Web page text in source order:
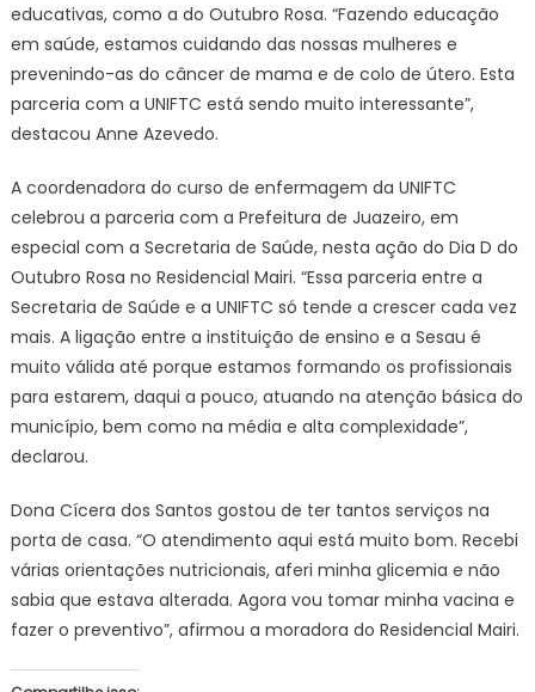
educativas, como a do Outubro Rosa. “Fazendo educação
em saúde, estamos cuidando das nossas mulheres e
prevenindo-as do câncer de mama e de colo de útero. Esta
parceria com a UNIFTC está sendo muito interessante”,
destacou Anne Azevedo.
A coordenadora do curso de enfermagem da UNIFTC
celebrou a parceria com a Prefeitura de Juazeiro, em
especial com a Secretaria de Saúde, nesta ação do Dia D do
Outubro Rosa no Residencial Mairi. “Essa parceria entre a
Secretaria de Saúde e a UNIFTC só tende a crescer cada vez
mais. A ligação entre a instituição de ensino e a Sesau é
muito válida até porque estamos formando os profissionais
para estarem, daqui a pouco, atuando na atenção básica do
município, bem como na média e alta complexidade”,
declarou.
Dona Cícera dos Santos gostou de ter tantos serviços na
porta de casa. “O atendimento aqui está muito bom. Recebi
várias orientações nutricionais, aferi minha glicemia e não
sabia que estava alterada. Agora vou tomar minha vacina e
fazer o preventivo”, afirmou a moradora do Residencial Mairi.